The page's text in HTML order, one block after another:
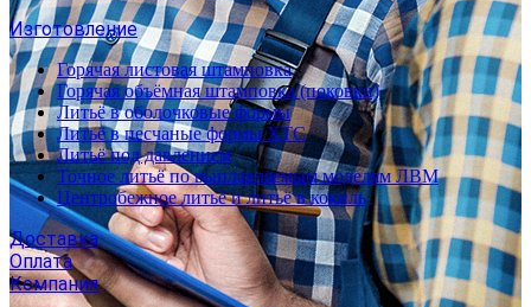
Изготовление
Горячая листовая штамповка
Горячая объёмная штамповка (поковки)
Литьё в оболочковые формы
Литьё в песчаные формы ХТС
Литьё под давлением
Точное литьё по выплавляемым моделям ЛВМ
Центробежное литьё и литьё в кокиль
Доставка
Оплата
Компания